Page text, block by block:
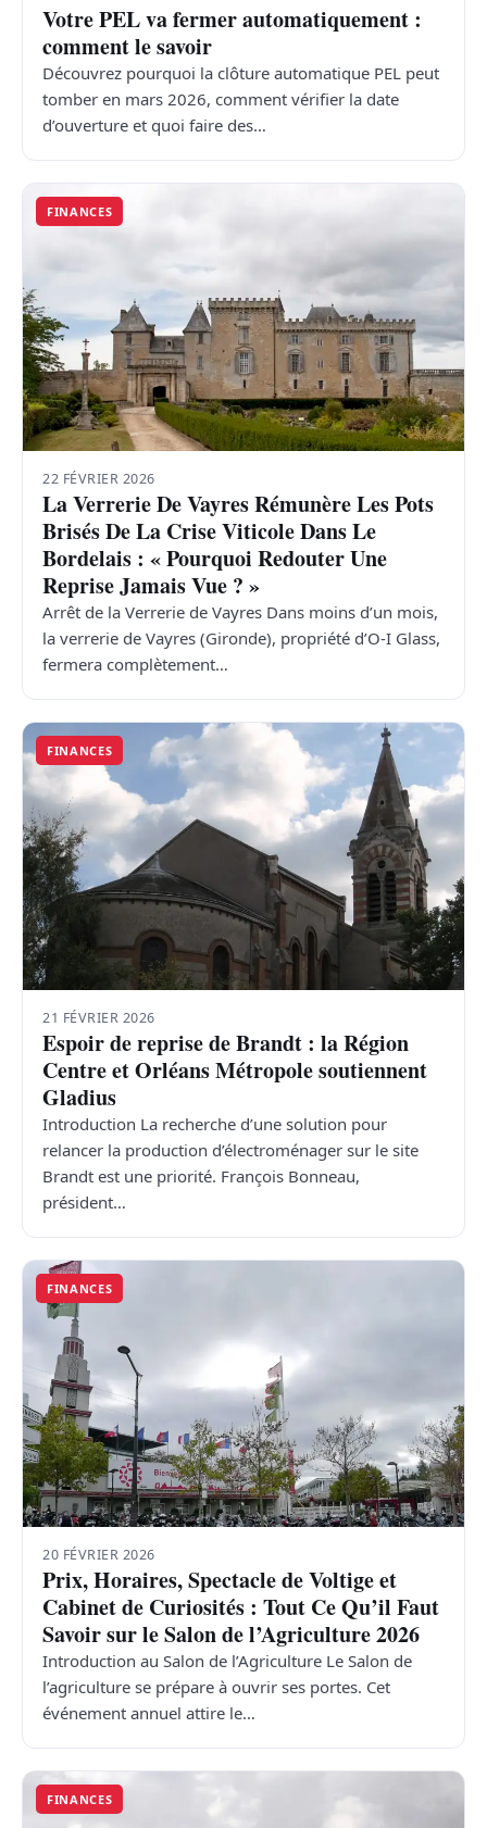
Votre PEL va fermer automatiquement :
comment le savoir
Découvrez pourquoi la clôture automatique PEL peut
tomber en mars 2026, comment vérifier la date
d’ouverture et quoi faire des…
FINANCES
22 FÉVRIER 2026
La Verrerie De Vayres Rémunère Les Pots
Brisés De La Crise Viticole Dans Le
Bordelais : « Pourquoi Redouter Une
Reprise Jamais Vue ? »
Arrêt de la Verrerie de Vayres Dans moins d’un mois,
la verrerie de Vayres (Gironde), propriété d’O-I Glass,
fermera complètement…
FINANCES
21 FÉVRIER 2026
Espoir de reprise de Brandt : la Région
Centre et Orléans Métropole soutiennent
Gladius
Introduction La recherche d’une solution pour
relancer la production d’électroménager sur le site
Brandt est une priorité. François Bonneau,
président…
FINANCES
20 FÉVRIER 2026
Prix, Horaires, Spectacle de Voltige et
Cabinet de Curiosités : Tout Ce Qu’il Faut
Savoir sur le Salon de l’Agriculture 2026
Introduction au Salon de l’Agriculture Le Salon de
l’agriculture se prépare à ouvrir ses portes. Cet
événement annuel attire le…
FINANCES